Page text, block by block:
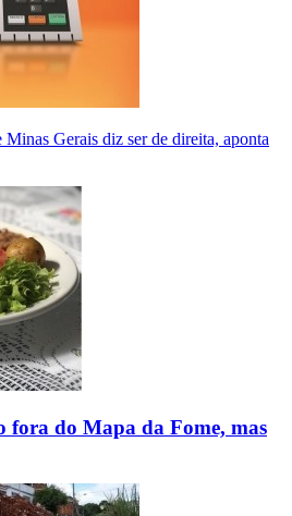
Gerais diz ser de direita, aponta
fora do Mapa da Fome, mas